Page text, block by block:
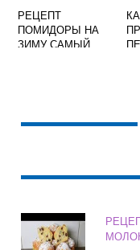
РЕЦЕПТ
ПОМИДОРЫ НА
ЗИМУ САМЫЙ